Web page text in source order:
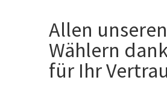
Allen unseren
Wählern
für Ihr